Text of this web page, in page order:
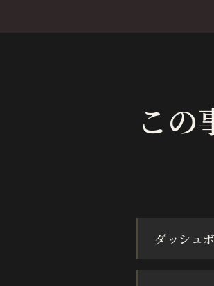
この
ダッシュ